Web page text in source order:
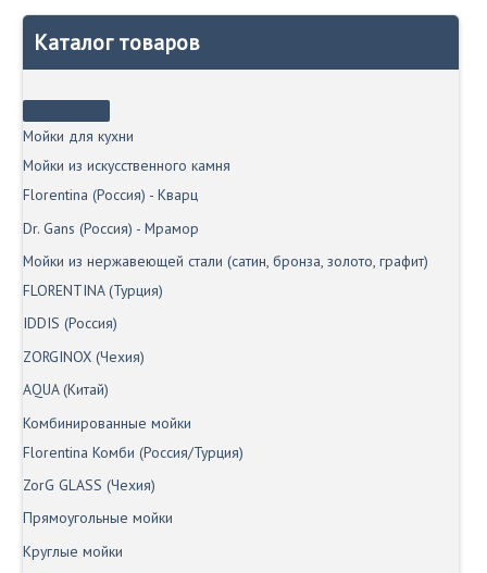
Каталог товаров
Мойки для кухни
Мойки из искусственного камня
Florentina (Россия) - Кварц
Dr. Gans (Россия) - Мрамор
Мойки из нержавеющей стали (сатин, бронза, золото, графит)
FLORENTINA (Турция)
IDDIS (Россия)
ZORGINOX (Чехия)
AQUA (Китай)
Комбинированные мойки
Florentina Комби (Россия/Турция)
ZorG GLASS (Чехия)
Прямоугольные мойки
Круглые мойки